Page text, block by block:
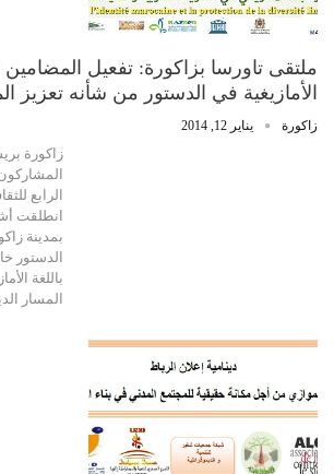
ملتقى تاورسا بزاكورة: تفعيل المضامين
الأمازيغية في الدستور من شأنه تعزيز
زاكورة يناير 12, 2014
زاكورة
الرابع
انطلقت
بمدينة
الدستور
باللغة
المسار